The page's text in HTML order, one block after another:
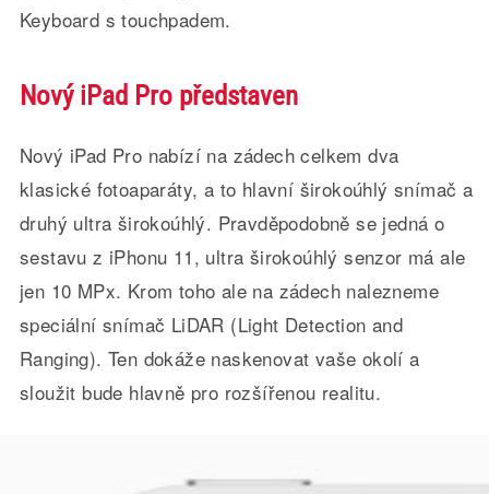
Keyboard s touchpadem.
Nový iPad Pro představen
Nový iPad Pro nabízí na zádech celkem dva
klasické fotoaparáty, a to hlavní širokoúhlý snímač a
druhý ultra širokoúhlý. Pravděpodobně se jedná o
sestavu z iPhonu 11, ultra širokoúhlý senzor má ale
jen 10 MPx. Krom toho ale na zádech nalezneme
speciální snímač LiDAR (Light Detection and
Ranging). Ten dokáže naskenovat vaše okolí a
sloužit bude hlavně pro rozšířenou realitu.